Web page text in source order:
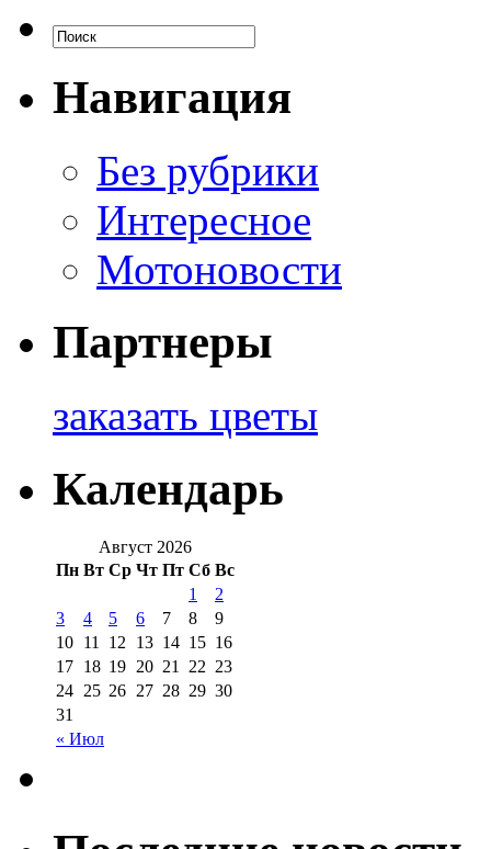
Навигация
Без рубрики
Интересное
Мотоновости
Партнеры
заказать цветы
Календарь
Август 2026
Пн Вт Ср Чт Пт Сб Вс
« Июл
1
2
3
4 5 6 7 8
9
10 11 12 13 14 15 16
17 18 19 20 21 22 23
24 25 26 27 28 29 30
31